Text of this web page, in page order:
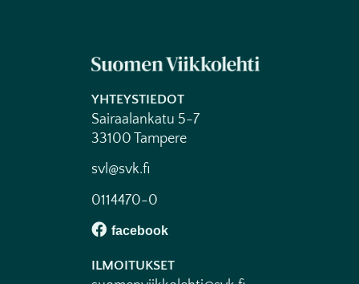
YHTEYSTIEDOT
Sairaalankatu 5-7
33100 Tampere
svl@svk.fi
0114470-0
ILMOITUKSET